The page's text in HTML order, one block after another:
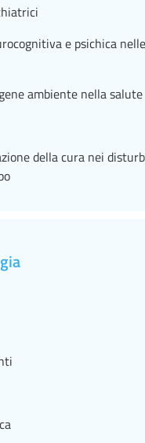
e psichica
ambiente nella
della cura nei